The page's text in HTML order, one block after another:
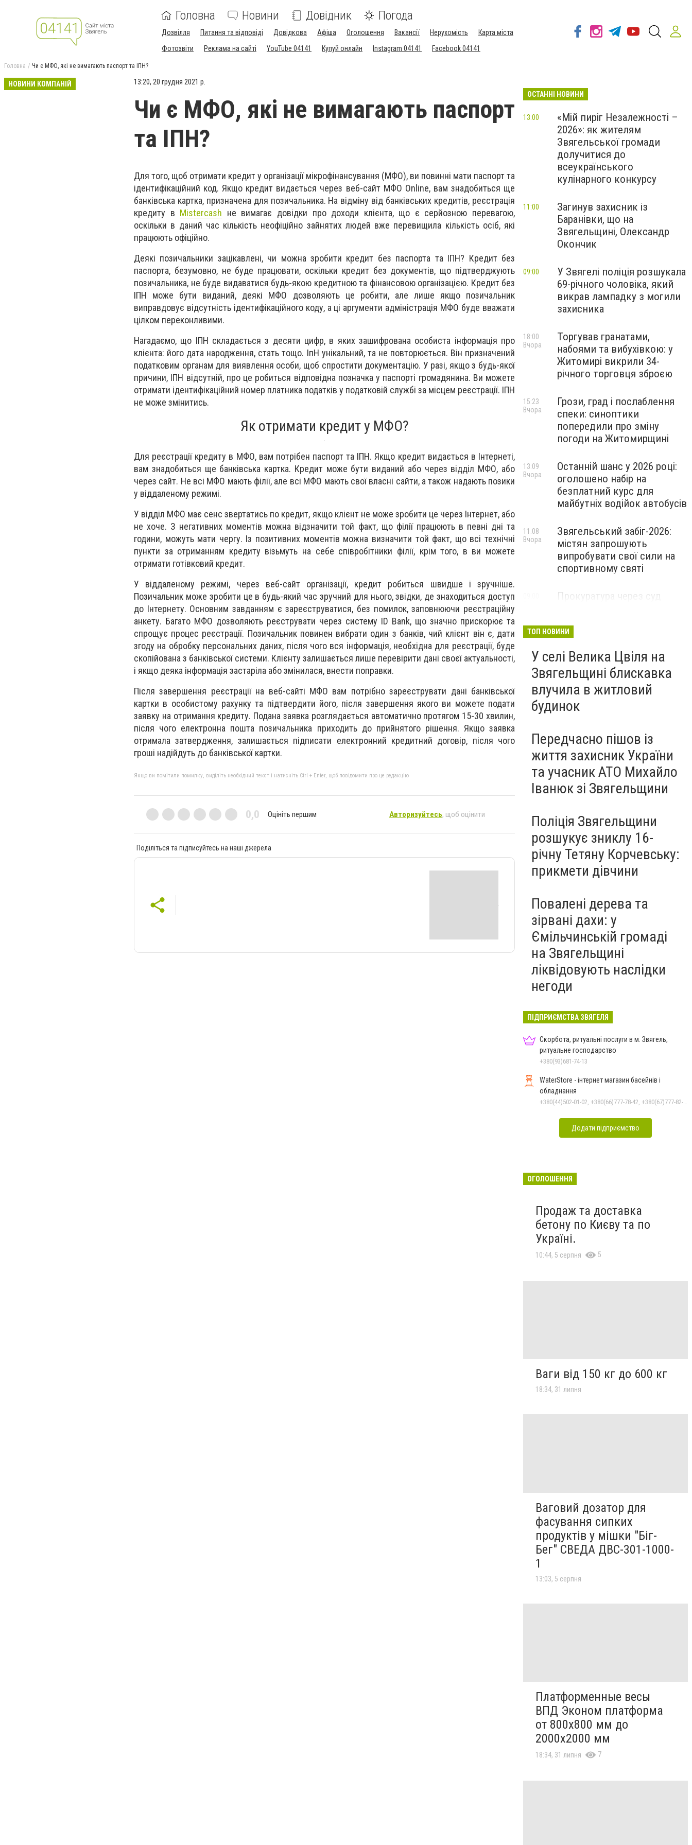
Головна Новини Довідник Погода
Дозвілля Питання та відповіді Довідкова Афіша Оголошення Вакансії Нерухомість
Карта міста
Фотозвіти
Реклама на сайті YouTube 04141 Купуй онлайн Instagram 04141 Facebook 04141
Головна Чи є МФО, які не вимагають паспорт та ІПН?
НОВИНИ КОМПАНІЙ 13:20, 20 грудня 2021 р.
Чи є МФО, які не вимагають паспорт
та ІПН?
Для того, щоб отримати кредит у організації мікрофінансування (МФО), ви повинні мати паспорт та
ідентифікаційний код. Якщо кредит видається через веб-сайт МФО Online, вам знадобиться ще
банківська картка, призначена для позичальника. На відміну від банківських кредитів, реєстрація
кредиту в Mistercash не вимагає довідки про доходи клієнта, що є серйозною перевагою,
оскільки в даний час кількість неофіційно зайнятих людей вже перевищила кількість осіб, які
працюють офіційно.
Деякі позичальники зацікавлені, чи можна зробити кредит без паспорта та ІПН? Кредит без
паспорта, безумовно, не буде працювати, оскільки кредит без документів, що підтверджують
позичальника, не буде видаватися будь-якою кредитною та фінансовою організацією. Кредит без
ІПН може бути виданий, деякі МФО дозволяють це робити, але лише якщо позичальник
виправдовує відсутність ідентифікаційного коду, а ці аргументи адміністрація МФО буде вважати
цілком переконливими.
Нагадаємо, що ІПН складається з десяти цифр, в яких зашифрована особиста інформація про
клієнта: його дата народження, стать тощо. ІпН унікальний, та не повторюється. Він призначений
податковим органам для виявлення особи, щоб спростити документацію. У разі, якщо з будь-якої
причини, ІПН відсутній, про це робиться відповідна позначка у паспорті громадянина. Ви можете
отримати ідентифікаційний номер платника податків у податковій службі за місцем реєстрації. ІПН
не може змінитись.
Як отримати кредит у МФО?
Для реєстрації кредиту в МФО, вам потрібен паспорт та ІПН. Якщо кредит видається в Інтернеті,
вам знадобиться ще банківська картка. Кредит може бути виданий або через відділ МФО, або
через сайт. Не всі МФО мають філії, але всі МФО мають свої власні сайти, а також надають позики
у віддаленому режимі.
У відділ МФО має сенс звертатись по кредит, якщо клієнт не може зробити це через Інтернет, або
не хоче. З негативних моментів можна відзначити той факт, що філії працюють в певні дні та
години, можуть мати чергу. Із позитивних моментів можна визначити той факт, що всі технічні
пункти за отриманням кредиту візьмуть на себе співробітники філії, крім того, в ви можете
отримати готівковий кредит.
У віддаленому режимі, через веб-сайт організації, кредит робиться швидше і зручніше.
Позичальник може зробити це в будь-який час зручний для нього, звідки, де знаходиться доступ
до Інтернету. Основним завданням є зареєструватися, без помилок, заповнюючи реєстраційну
анкету. Багато МФО дозволяють реєструвати через систему ID Bank, що значно прискорює та
спрощує процес реєстрації. Позичальник повинен вибрати один з банків, чий клієнт він є, дати
згоду на обробку персональних даних, після чого вся інформація, необхідна для реєстрації, буде
скопійована з банківської системи. Клієнту залишається лише перевірити дані своєї актуальності,
і якщо деяка інформація застаріла або змінилася, внести поправки.
Після завершення реєстрації на веб-сайті МФО вам потрібно зареєструвати дані банківської
картки в особистому рахунку та підтвердити його, після завершення якого ви можете подати
заявку на отримання кредиту. Подана заявка розглядається автоматично протягом 15-30 хвилин,
після чого електронна пошта позичальника приходить до прийнятого рішення. Якщо заявка
отримала затвердження, залишається підписати електронний кредитний договір, після чого
гроші надійдуть до банківської картки.
Якщо ви помітили помилку, виділіть необхідний текст і натисніть Ctrl + Enter, щоб повідомити про це редакцію
0,0 Оцініть першим Авторизуйтесь, щоб оцінити
Поділіться та підписуйтесь на наші джерела
ОСТАННІ НОВИНИ
«Мій пиріг Незалежності –
2026»: як жителям
Звягельської громади
долучитися до
всеукраїнського
кулінарного конкурсу
13:00
Загинув захисник із
Баранівки, що на
Звягельщині, Олександр
Окончик
11:00
У Звягелі поліція розшукала
69-річного чоловіка, який
викрав лампадку з могили
захисника
09:00
Торгував гранатами,
набоями та вибухівкою: у
Житомирі викрили 34-
річного торговця зброєю
18:00
Вчора
Грози, град і послаблення
спеки: синоптики
попередили про зміну
погоди на Житомирщині
15:23
Вчора
Останній шанс у 2026 році:
оголошено набір на
безплатний курс для
майбутніх водійок автобусів
13:09
Вчора
Звягельський забіг-2026:
містян запрошують
випробувати свої сили на
спортивному святі
11:08
Вчора
Прокуратура через суд
ТОП НОВИНИ
У селі Велика Цвіля на
Звягельщині блискавка
влучила в житловий
будинок
Передчасно пішов із
життя захисник України
та учасник АТО Михайло
Іванюк зі Звягельщини
Поліція Звягельщини
розшукує зниклу 16-
річну Тетяну Корчевську:
прикмети дівчини
Повалені дерева та
зірвані дахи: у
Ємільчинській громаді
на Звягельщині
ліквідовують наслідки
негоди
ПІДПРИЄМСТВА ЗВЯГЕЛЯ
Скорбота, ритуальні послуги в м. Звягель,
ритуальне господарство
+380(93)681-74-13
WaterStore - інтернет магазин басейнів і
обладнання
+380(44)502-01-02, +380(66)777-78-42, +380(67)777-82-19, +380(67)890-80-80, +380(73)890-80-80, +380(44)502-01-03
Додати підприємство
ОГОЛОШЕННЯ
Продаж та доставка
бетону по Києву та по
Україні.
10:44, 5 серпня 5
Ваги від 150 кг до 600 кг
18:34, 31 липня
Ваговий дозатор для
фасування сипких
продуктів у мішки "Біг-
Бег" СВЕДА ДВС-301-1000-
1
13:03, 5 серпня
Платформенные весы
ВПД Эконом платформа
от 800х800 мм до
2000х2000 мм
18:34, 31 липня 7